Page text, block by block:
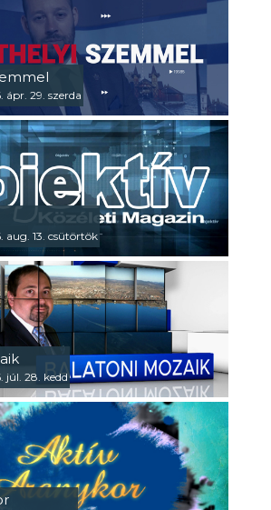
ápr. 29. szerda
aug. 13. csütörtök
júl. 28. kedd